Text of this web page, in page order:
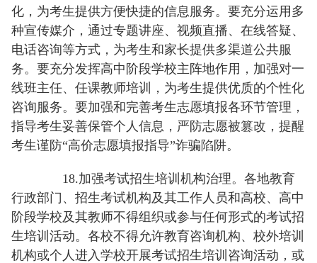
化，为考生提供方便快捷的信息服务。要充分运用多
种宣传媒介，通过专题讲座、视频直播、在线答疑、
电话咨询等方式，为考生和家长提供多渠道公共服
务。要充分发挥高中阶段学校主阵地作用，加强对一
线班主任、任课教师培训，为考生提供优质的个性化
咨询服务。要加强和完善考生志愿填报各环节管理，
指导考生妥善保管个人信息，严防志愿被篡改，提醒
考生谨防“高价志愿填报指导”诈骗陷阱。
18.加强考试招生培训机构治理。各地教育
行政部门、招生考试机构及其工作人员和高校、高中
阶段学校及其教师不得组织或参与任何形式的考试招
生培训活动。各校不得允许教育咨询机构、校外培训
机构或个人进入学校开展考试招生培训咨询活动，或